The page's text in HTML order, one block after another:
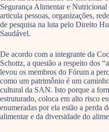
Segurança Alimentar e
articula pessoas, organizações,
de pesquisa na luta pelo Direito
Saudável.
De acordo com a integrante da
Schottz, a questão a respeito dos
levou os membros do Fórum a
como um patrimônio é um
cultural da SAN. Isto porque a
estruturado, coloca em alto risco
enumeradas por ela estão a perda
alimentar e da diversidade do